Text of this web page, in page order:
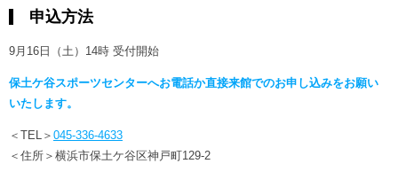
申込方法
9月16日（土）14時 受付開始
保土ケ谷スポーツセンターへお電話か直接来館でのお申し込みをお願い
いたします。
＜TEL＞ 045-336-4633
＜住所＞横浜市保土ケ谷区神戸町129-2